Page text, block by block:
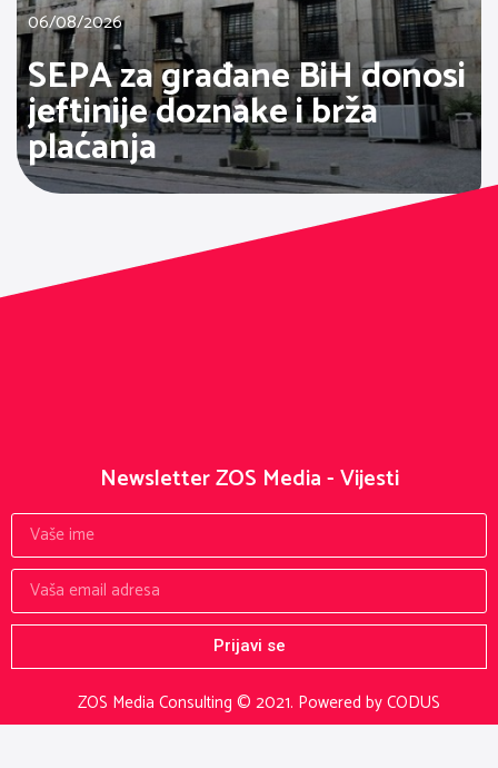
06/08/2026
SEPA za građane BiH donosi
jeftinije doznake i brža
plaćanja
ZOS Media Consulting © 2021. Powered by CODUS
Newsletter ZOS Media - Vijesti
Prijavi se